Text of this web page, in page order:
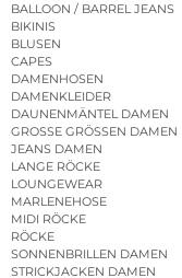
BALLOON / BARREL JEANS
BIKINIS
BLUSEN
CAPES
DAMENHOSEN
DAMENKLEIDER
DAUNENMÄNTEL DAMEN
GROSSE GRÖSSEN DAMEN
JEANS DAMEN
LANGE RÖCKE
LOUNGEWEAR
MARLENEHOSE
MIDI RÖCKE
RÖCKE
SONNENBRILLEN DAMEN
STRICKJACKEN DAMEN